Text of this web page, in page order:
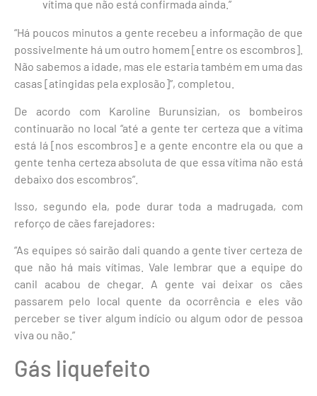
vítima que não está confirmada ainda.”
“Há poucos minutos a gente recebeu a informação de que
possivelmente há um outro homem [entre os escombros].
Não sabemos a idade, mas ele estaria também em uma das
casas [atingidas pela explosão]”, completou.
De acordo com Karoline Burunsizian, os bombeiros
continuarão no local “até a gente ter certeza que a vítima
está lá [nos escombros] e a gente encontre ela ou que a
gente tenha certeza absoluta de que essa vítima não está
debaixo dos escombros”.
Isso, segundo ela, pode durar toda a madrugada, com
reforço de cães farejadores:
“As equipes só sairão dali quando a gente tiver certeza de
que não há mais vítimas. Vale lembrar que a equipe do
canil acabou de chegar. A gente vai deixar os cães
passarem pelo local quente da ocorrência e eles vão
perceber se tiver algum indício ou algum odor de pessoa
viva ou não.”
Gás liquefeito